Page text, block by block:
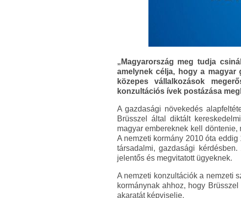
„Magyarország meg tudja
amelynek célja, hogy a magyar
közepes vállalkozások
konzultációs ívek postázása
A gazdasági növekedés
Brüsszel által diktált
magyar embereknek kell
A nemzeti kormány 2010 óta
társadalmi, gazdasági
jelentős és megvitatott ügyeknek.
A nemzeti konzultációk a nemzeti
kormánynak ahhoz, hogy
akaratát képviselje.